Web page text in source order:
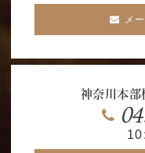
メ
神奈川本部